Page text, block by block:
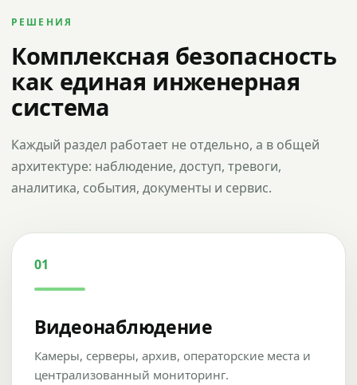
РЕШЕНИЯ
Комплексная безопасность
как единая инженерная
система
Каждый раздел работает не отдельно, а в общей
архитектуре: наблюдение, доступ, тревоги,
аналитика, события, документы и сервис.
01
Видеонаблюдение
Камеры, серверы, архив, операторские места и
централизованный мониторинг.